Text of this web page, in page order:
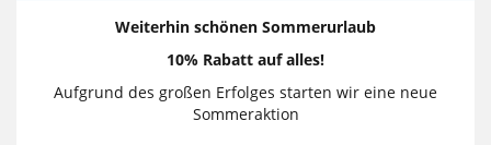
Weiterhin schönen Sommerurlaub
10% Rabatt auf alles!
Aufgrund des großen Erfolges starten wir eine neue
Sommeraktion